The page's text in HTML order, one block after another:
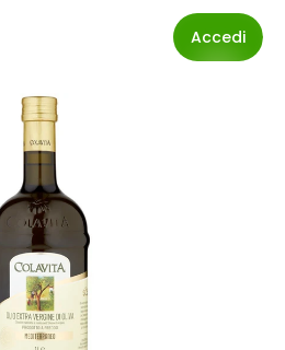
Accedi